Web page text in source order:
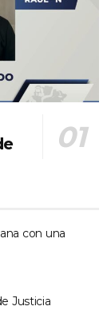
con una
Justicia